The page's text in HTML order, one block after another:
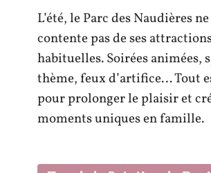
L’été, le Parc des Naudières ne
contente pas de ses
habituelles. Soirées animées,
thème, feux d’artifice… Tout
pour prolonger le plaisir et
moments uniques en famille.